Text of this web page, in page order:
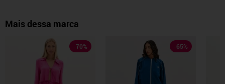
Mais dessa marca
-70% -65%